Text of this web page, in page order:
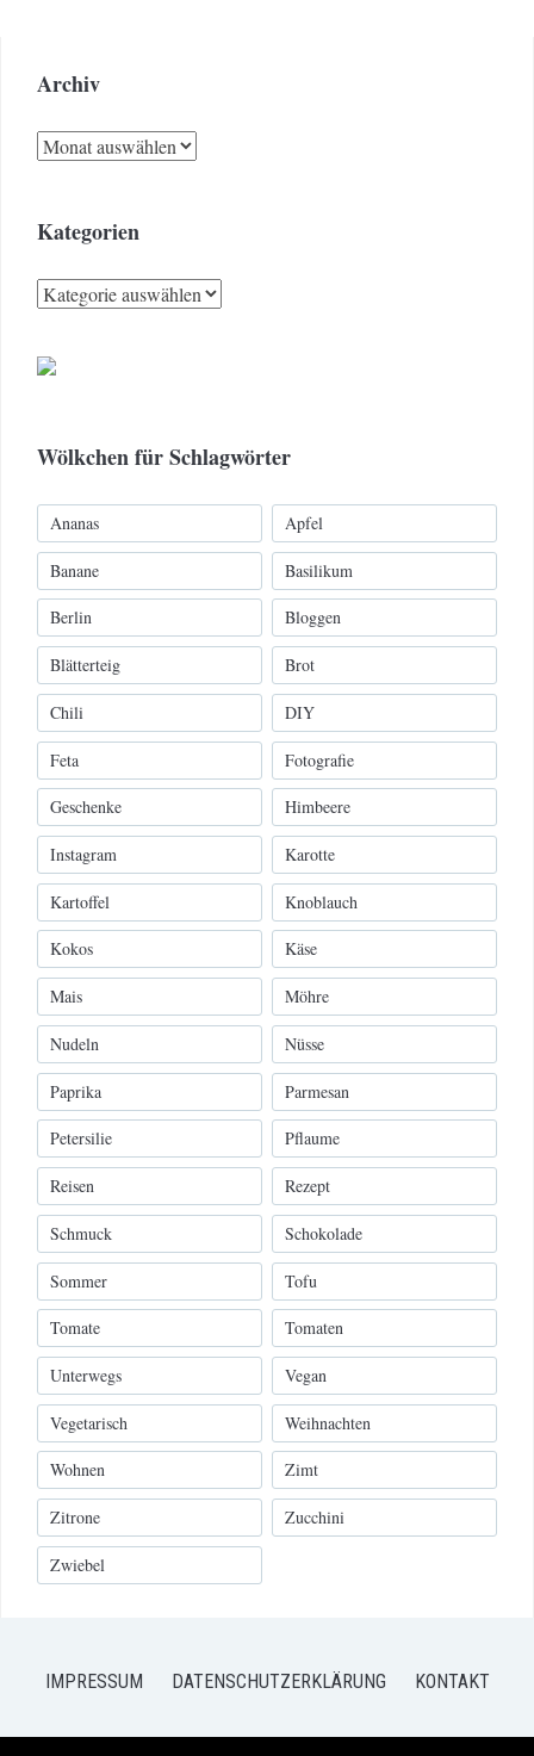
Archiv
Archiv
Kategorien
Kategorien
Wölkchen für Schlagwörter
Ananas Apfel
Banane Basilikum
Berlin Bloggen
Blätterteig Brot
Chili DIY
Feta Fotografie
Geschenke Himbeere
Instagram Karotte
Kartoffel Knoblauch
Kokos Käse
Mais Möhre
Nudeln Nüsse
Paprika Parmesan
Petersilie Pflaume
Reisen Rezept
Schmuck Schokolade
Sommer Tofu
Tomate Tomaten
Unterwegs Vegan
Vegetarisch Weihnachten
Wohnen Zimt
Zitrone Zucchini
Zwiebel
IMPRESSUM DATENSCHUTZERKLÄRUNG KONTAKT